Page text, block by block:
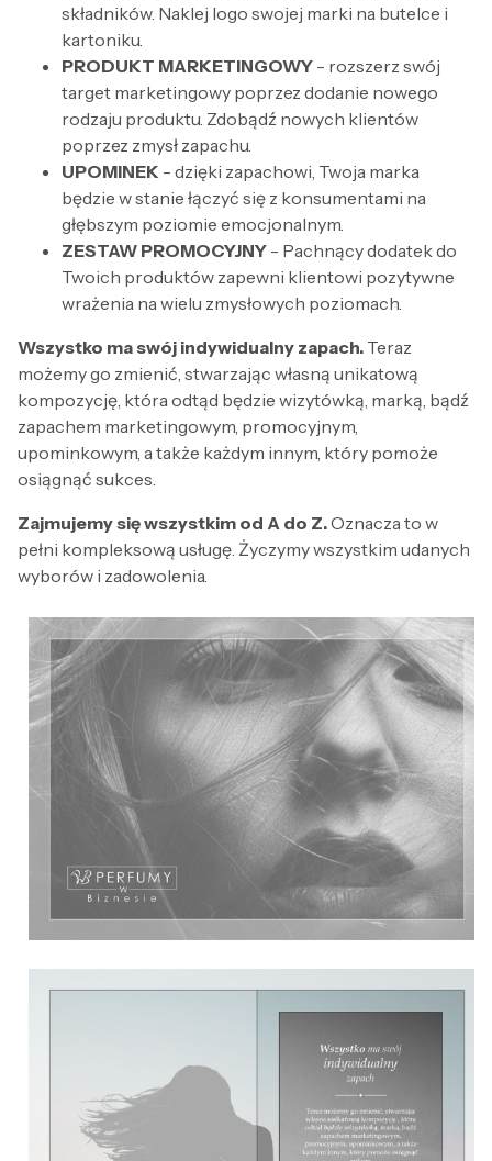
składników. Naklej logo swojej marki na butelce i
kartoniku.
PRODUKT MARKETINGOWY - rozszerz swój
target marketingowy poprzez dodanie nowego
rodzaju produktu. Zdobądź nowych klientów
poprzez zmysł zapachu.
UPOMINEK - dzięki zapachowi, Twoja marka
będzie w stanie łączyć się z konsumentami na
głębszym poziomie emocjonalnym.
ZESTAW PROMOCYJNY - Pachnący dodatek do
Twoich produktów zapewni klientowi pozytywne
wrażenia na wielu zmysłowych poziomach.
Wszystko ma swój indywidualny zapach. Teraz
możemy go zmienić, stwarzając własną unikatową
kompozycję, która odtąd będzie wizytówką, marką, bądź
zapachem marketingowym, promocyjnym,
upominkowym, a także każdym innym, który pomoże
osiągnąć sukces.
Zajmujemy się wszystkim od A do Z.Oznacza to w
pełni kompleksową usługę. Życzymy wszystkim udanych
wyborów i zadowolenia.